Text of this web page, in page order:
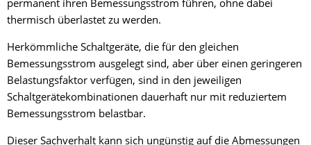
thermisch überlastet zu werden.
Herkömmliche Schaltgeräte, die für den gleichen
Bemessungsstrom ausgelegt sind, aber über einen geringeren
Belastungsfaktor verfügen, sind in den jeweiligen
Schaltgerätekombinationen dauerhaft nur mit reduziertem
Bemessungsstrom belastbar.
Dieser Sachverhalt kann sich ungünstig auf die Abmessungen